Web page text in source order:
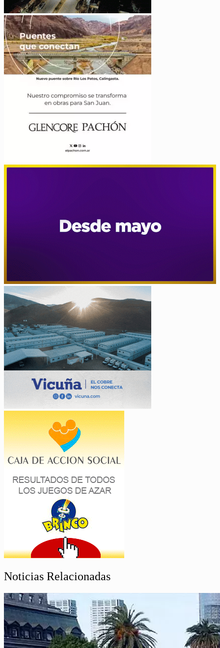
Noticias Relacionadas